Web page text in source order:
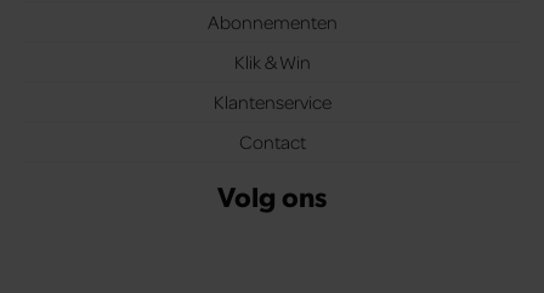
Abonnementen
Klik & Win
Klantenservice
Contact
Volg ons